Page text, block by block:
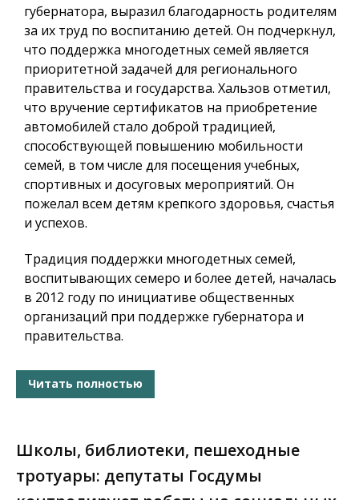
губернатора, выразил благодарность родителям
за их труд по воспитанию детей. Он подчеркнул,
что поддержка многодетных семей является
приоритетной задачей для регионального
правительства и государства. Хальзов отметил,
что вручение сертификатов на приобретение
автомобилей стало доброй традицией,
способствующей повышению мобильности
семей, в том числе для посещения учебных,
спортивных и досуговых мероприятий. Он
пожелал всем детям крепкого здоровья, счастья
и успехов.
Традиция поддержки многодетных семей,
воспитывающих семеро и более детей, началась
в 2012 году по инициативе общественных
организаций при поддержке губернатора и
правительства.
Читать полностью
Школы, библиотеки, пешеходные
тротуары: депутаты Госдумы